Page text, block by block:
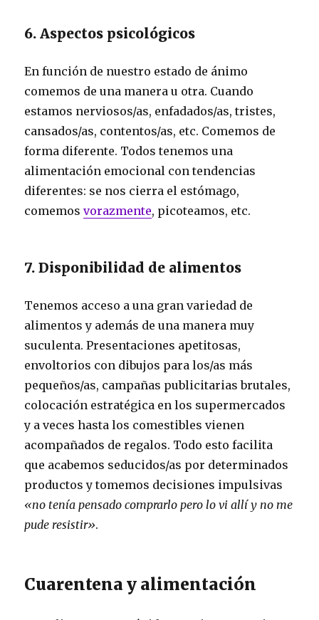
6. Aspectos psicológicos
En función de nuestro estado de ánimo
comemos de una manera u otra. Cuando
estamos nerviosos/as, enfadados/as, tristes,
cansados/as, contentos/as, etc. Comemos de
forma diferente. Todos tenemos una
alimentación emocional con tendencias
diferentes: se nos cierra el estómago,
comemosvorazmente, picoteamos, etc.
7. Disponibilidad de alimentos
Tenemos acceso a una gran variedad de
alimentos y además de una manera muy
suculenta. Presentaciones apetitosas,
envoltorios con dibujos para los/as más
pequeños/as, campañas publicitarias brutales,
colocación estratégica en los supermercados
y a veces hasta los comestibles vienen
acompañados de regalos. Todo esto facilita
que acabemos seducidos/as por determinados
productos y tomemos decisiones impulsivas
«no tenía pensado comprarlo pero lo vi allí y no me
pude resistir».
Cuarentena y alimentación